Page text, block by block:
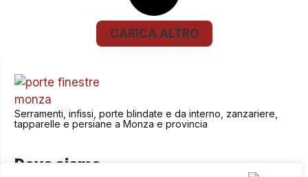
CARICA ALTRO
Serramenti, infissi, porte blindate e da interno, zanzariere,
tapparelle e persiane a Monza e provincia
Dove siamo